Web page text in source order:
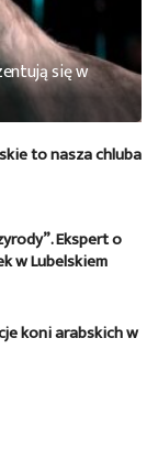
się w
to nasza chluba
Ekspert o
w Lubelskiem
koni arabskich w